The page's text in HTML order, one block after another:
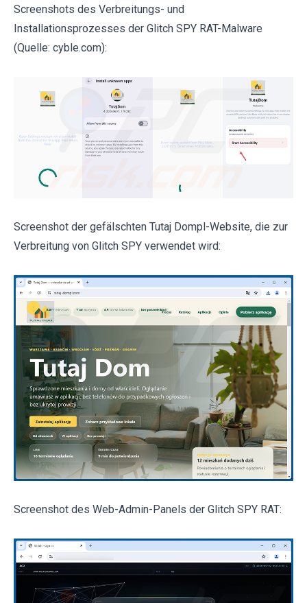
Screenshots des Verbreitungs- und
Installationsprozesses der Glitch SPY RAT-Malware
(Quelle: cyble.com):
Screenshot der gefälschten Tutaj Dompl-Website, die zur
Verbreitung von Glitch SPY verwendet wird:
Screenshot des Web-Admin-Panels der Glitch SPY RAT: